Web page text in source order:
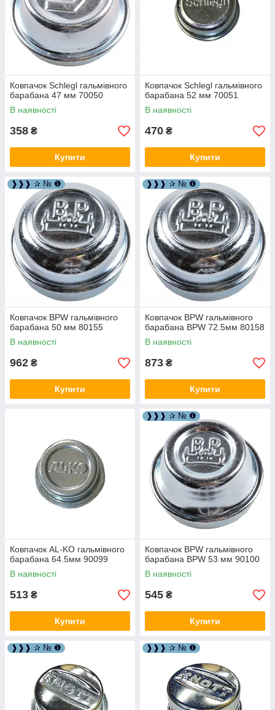
Ковпачок Schlegl гальмівного
барабана 47 мм 70050
В наявності
358 ₴
Купити
Ковпачок Schlegl гальмівного
барабана 52 мм 70051
В наявності
470 ₴
Купити
❱❱❱ ✰ № ❶
Ковпачок BPW гальмівного
барабана 50 мм 80155
В наявності
962 ₴
Купити
❱❱❱ ✰ № ❶
Ковпачок BPW гальмівного
барабана BPW 72.5мм 80158
В наявності
873 ₴
Купити
Ковпачок AL-KO гальмівного
барабана 64.5мм 90099
В наявності
513 ₴
Купити
❱❱❱ ✰ № ❶
Ковпачок BPW гальмівного
барабана BPW 53 мм 90100
В наявності
545 ₴
Купити
❱❱❱ ✰ № ❶ ❱❱❱ ✰ № ❶